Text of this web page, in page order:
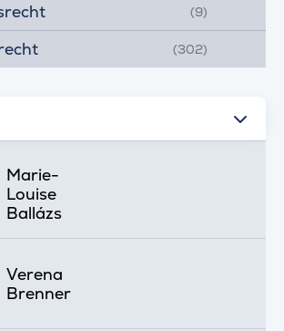
(9)
(302)
Marie-
Louise
Ballázs
Verena
Brenner